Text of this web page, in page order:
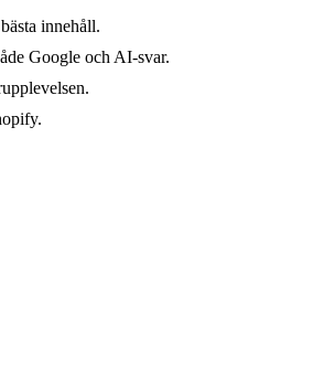
innehåll.
Google och AI-svar.